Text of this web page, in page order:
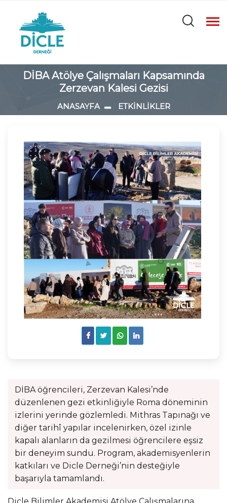
DİBA Atölye Çalışmaları Kapsamında
Zerzevan Kalesi Gezisi
ANASAYFA ETKİNLİKLER
DİBA öğrencileri, Zerzevan Kalesi’nde
düzenlenen gezi etkinliğiyle Roma döneminin
izlerini yerinde gözlemledi. Mithras Tapınağı ve
diğer tarihî yapılar incelenirken, özel izinle
kapalı alanların da gezilmesi öğrencilere eşsiz
bir deneyim sundu. Program, akademisyenlerin
katkıları ve Dicle Derneği’nin desteğiyle
başarıyla tamamlandı.
Dicle Bilimler Akademisi Atölye Çalışmalarına